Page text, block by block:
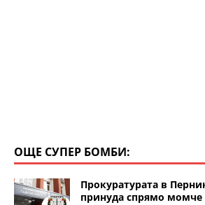
ОЩЕ СУПЕР БОМБИ:
Прокуратурата в
принуда спрямо момче